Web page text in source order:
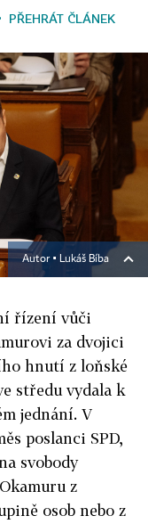
PŘEHRÁT ČLÁNEK
Autor ▪ Lukáš Bíba
řízení vůči
za dvojici
hnutí z loňské
středu vydala k
jednání. V
poslanci SPD,
svobody
z
osob nebo z